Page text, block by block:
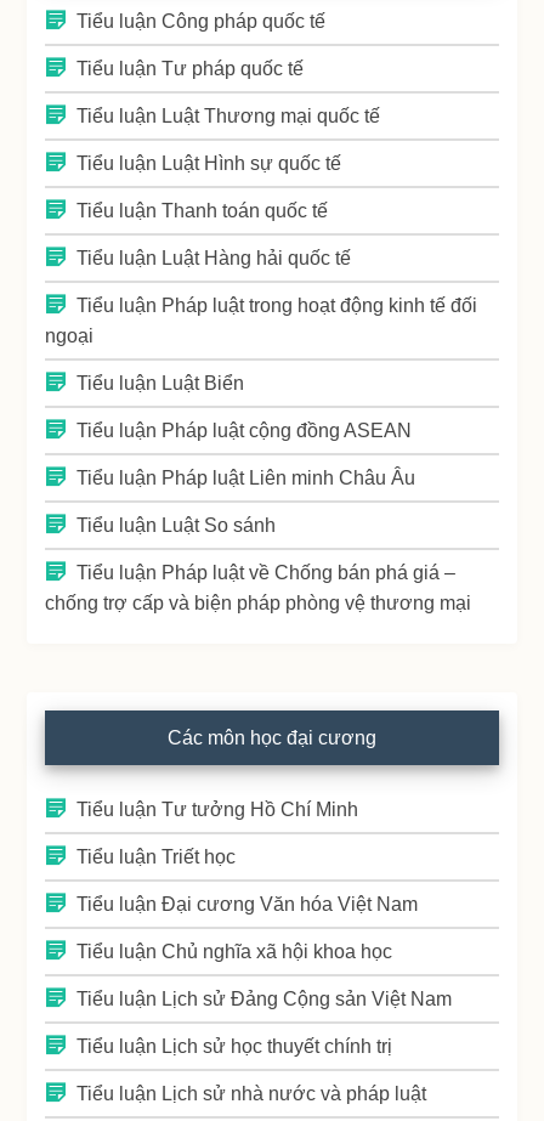
Tiểu luận Công pháp quốc tế
Tiểu luận Tư pháp quốc tế
Tiểu luận Luật Thương mại quốc tế
Tiểu luận Luật Hình sự quốc tế
Tiểu luận Thanh toán quốc tế
Tiểu luận Luật Hàng hải quốc tế
Tiểu luận Pháp luật trong hoạt động kinh tế đối
ngoại
Tiểu luận Luật Biển
Tiểu luận Pháp luật cộng đồng ASEAN
Tiểu luận Pháp luật Liên minh Châu Âu
Tiểu luận Luật So sánh
Tiểu luận Pháp luật về Chống bán phá giá –
chống trợ cấp và biện pháp phòng vệ thương mại
Các môn học đại cương
Tiểu luận Tư tưởng Hồ Chí Minh
Tiểu luận Triết học
Tiểu luận Đại cương Văn hóa Việt Nam
Tiểu luận Chủ nghĩa xã hội khoa học
Tiểu luận Lịch sử Đảng Cộng sản Việt Nam
Tiểu luận Lịch sử học thuyết chính trị
Tiểu luận Lịch sử nhà nước và pháp luật